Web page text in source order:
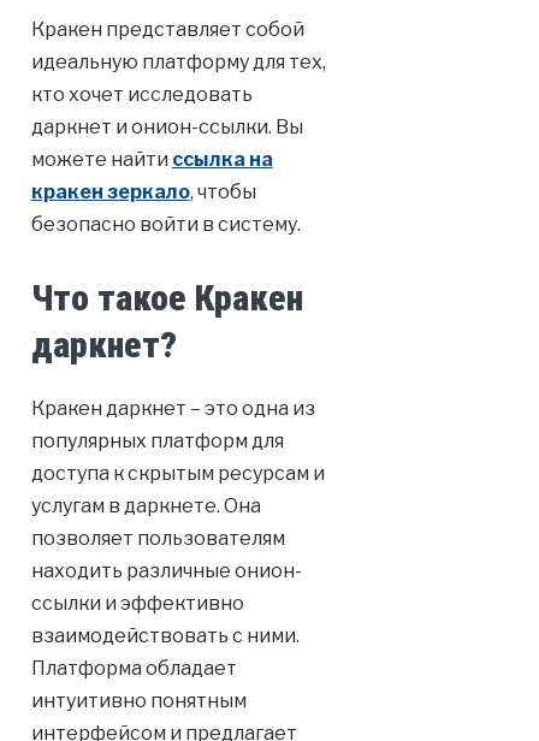
Кракен представляет собой
идеальную платформу для тех,
кто хочет исследовать
даркнет и онион-ссылки. Вы
можете найти ссылка на
кракен зеркало, чтобы
безопасно войти в систему.
Что такое Кракен
даркнет?
Кракен даркнет – это одна из
популярных платформ для
доступа к скрытым ресурсам и
услугам в даркнете. Она
позволяет пользователям
находить различные онион-
ссылки и эффективно
взаимодействовать с ними.
Платформа обладает
интуитивно понятным
интерфейсом и предлагает